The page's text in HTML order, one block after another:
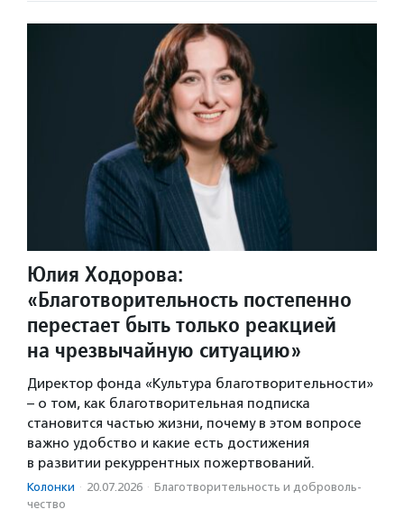
Юлия Ходорова:
«Благотворительность постепенно
перестает быть только реакцией
на чрезвычайную ситуацию»
Директор фонда «Культура благотворительности»
– о том, как благотворительная подписка
становится частью жизни, почему в этом вопросе
важно удобство и какие есть достижения
в развитии рекуррентных пожертвований.
Колонки · 20.07.2026 · Благотвори­тель­ность и доброволь­
чест­во